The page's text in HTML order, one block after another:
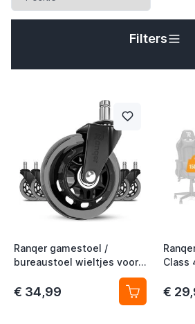
Filters
Ranqer gamestoel /
bureaustoel wieltjes voor
€ 34,99
Class
€